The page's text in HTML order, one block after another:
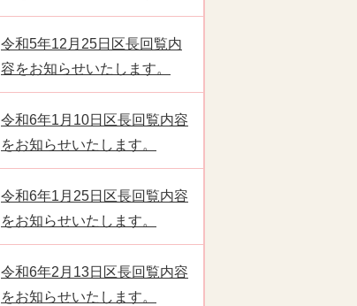
令和5年12月25日区長回覧内
容をお知らせいたします。
令和6年1月10日区長回覧内容
をお知らせいたします。
令和6年1月25日区長回覧内容
をお知らせいたします。
令和6年2月13日区長回覧内容
をお知らせいたします。